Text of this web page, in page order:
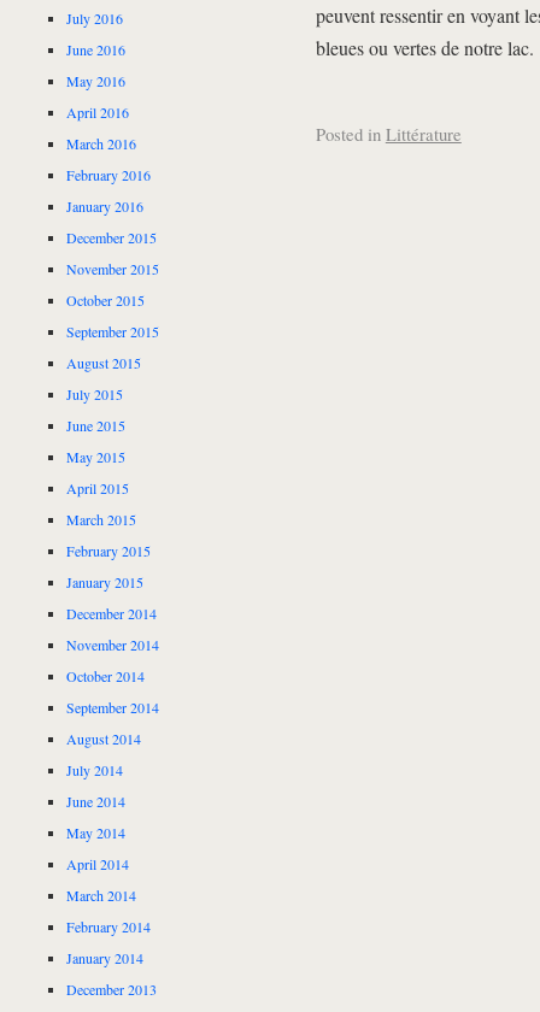
peuvent ressentir en voyant
bleues ou vertes de notre lac.
Posted in Littérature
July 2016
June 2016
May 2016
April 2016
March 2016
February 2016
January 2016
December 2015
November 2015
October 2015
September 2015
August 2015
July 2015
June 2015
May 2015
April 2015
March 2015
February 2015
January 2015
December 2014
November 2014
October 2014
September 2014
August 2014
July 2014
June 2014
May 2014
April 2014
March 2014
February 2014
January 2014
December 2013